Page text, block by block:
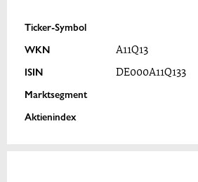
Ticker-Symbol
WKN
A11Q13
ISIN DE000A11Q133
Marktsegment
Aktienindex